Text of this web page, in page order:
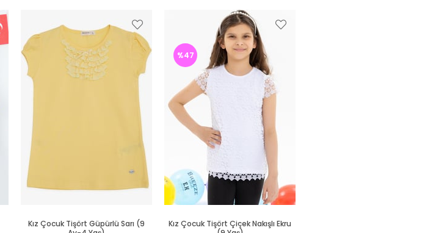
Kız Çocuk Tişört Güpürlü Sarı (9
Kız Çocuk Tişört Çiçek Nakışlı Ekru
%47